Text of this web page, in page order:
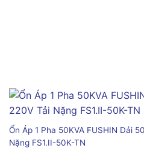
Ổn Áp 1 Pha 50KVA FUSHIN Dải
Nặng FS1.II-50K-TN